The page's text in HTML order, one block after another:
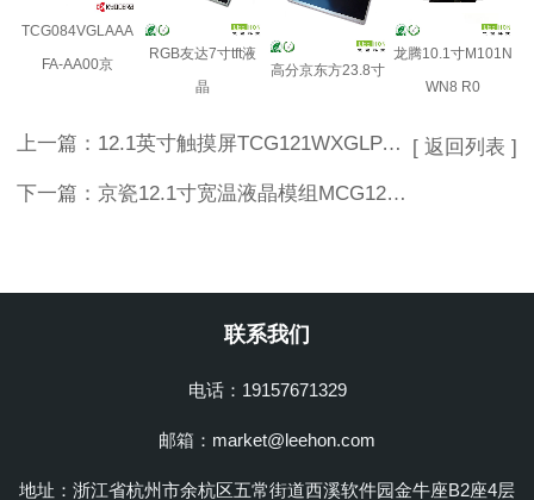
TCG084VGLAAA
FA-AA00京
RGB友达7寸tft液
晶
高分京东方23.8寸
龙腾10.1寸M101N
WN8 R0
上一篇： 12.1英寸触摸屏TCG121WXGLPAPCx-AC50-S京瓷工控屏
下一篇： 京瓷12.1寸宽温液晶模组MCG121XGLBBQNN-AN20
[ 返回列表 ]
联系我们
电话：19157671329
邮箱：market@leehon.com
地址：浙江省杭州市余杭区五常街道西溪软件园金牛座B2座4层